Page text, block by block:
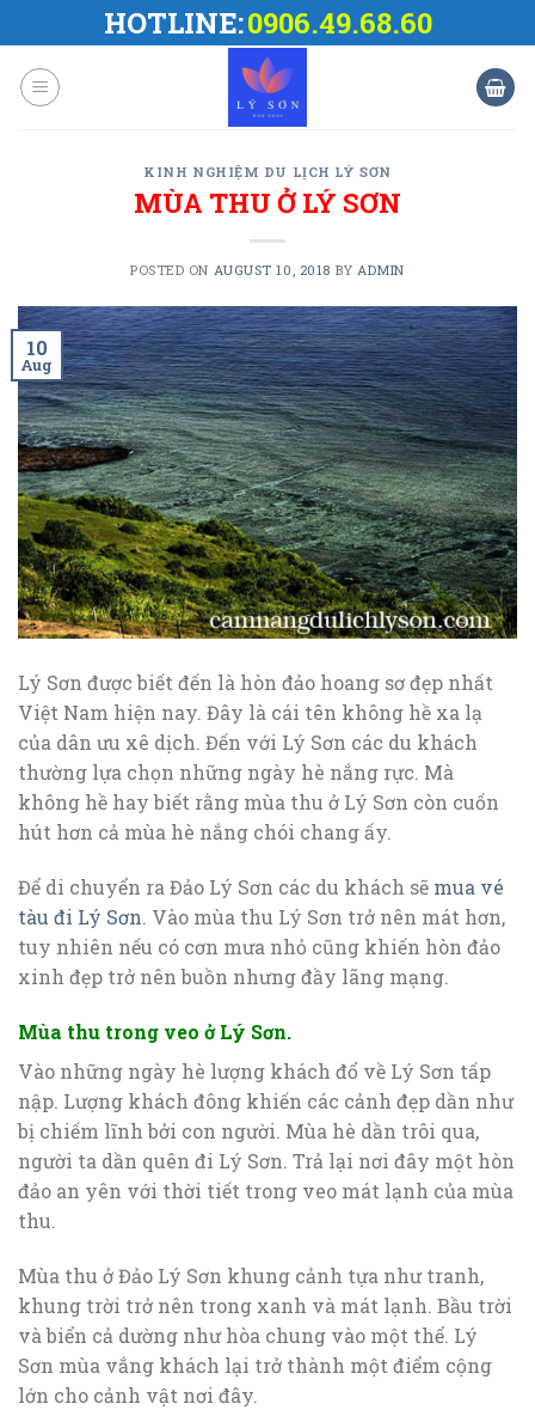
to
content
HOTLINE:0906.49.68.60
KINH NGHIỆM DU LỊCH LÝ SƠN
MÙA THU Ở LÝ SƠN
POSTED ON AUGUST 10, 2018 BY ADMIN
10
Aug
Lý Sơn được biết đến là hòn đảo hoang sơ đẹp nhất
Việt Nam hiện nay. Đây là cái tên không hề xa lạ
của dân ưu xê dịch. Đến với Lý Sơn các du khách
thường lựa chọn những ngày hè nắng rực. Mà
không hề hay biết rằng mùa thu ở Lý Sơn còn cuốn
hút hơn cả mùa hè nắng chói chang ấy.
Để di chuyển ra Đảo Lý Sơn các du khách sẽ mua vé
tàu đi Lý Sơn. Vào mùa thu Lý Sơn trở nên mát hơn,
tuy nhiên nếu có cơn mưa nhỏ cũng khiến hòn đảo
xinh đẹp trở nên buồn nhưng đầy lãng mạng.
Mùa thu trong veo ở Lý Sơn.
Vào những ngày hè lượng khách đổ về Lý Sơn tấp
nập. Lượng khách đông khiến các cảnh đẹp dần như
bị chiếm lĩnh bởi con người. Mùa hè dần trôi qua,
người ta dần quên đi Lý Sơn. Trả lại nơi đây một hòn
đảo an yên với thời tiết trong veo mát lạnh của mùa
thu.
Mùa thu ở Đảo Lý Sơn khung cảnh tựa như tranh,
khung trời trở nên trong xanh và mát lạnh. Bầu trời
và biển cả dường như hòa chung vào một thể. Lý
Sơn mùa vắng khách lại trở thành một điểm cộng
lớn cho cảnh vật nơi đây.